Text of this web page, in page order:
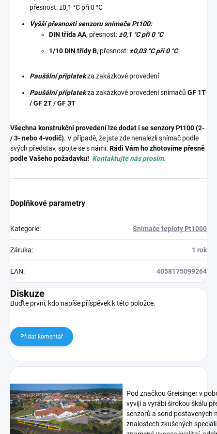
přesnost: ±0,1 °C při 0 °C
Vyšší přesnosti senzoru snímače Pt100:
DIN třída AA, přesnost: ±0,1 °C při 0 °C
1/10 DIN třídy B, přesnost: ±0,03 °C při 0 °C
Paušální příplatekza zakázkové provedení
Paušální příplatekza zakázkové provedení snímačů GF 1T
/ GF 2T / GF 3T
Všechna konstrukční provedení lze dodat i se senzory Pt100 (2-
/ 3- nebo 4-vodič). V případě, že jste zde nenalezli snímač podle
svých představ, spojte se s námi. Rádi Vám ho zhotovíme přesně
podle Vašeho požadavku! Kontaktujte nás prosím.
Doplňkové parametry
Kategorie: Snímače teploty Pt1000
Záruka: 1 rok
EAN: 4058175099264
Diskuze
Buďte první, kdo napíše příspěvek k této položce.
Přidat komentář
Pod značkou Greisinger v
vyvíjí a vyrábí širokou škálu
senzorů a sond postavených
znalostech zkušených